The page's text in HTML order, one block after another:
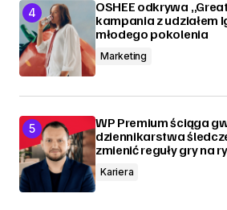
OSHEE odkrywa
kampania z udziałem
młodego pokolenia
Marketing
WP Premium ściąga
dziennikarstwa
zmienić reguły gry na
Kariera